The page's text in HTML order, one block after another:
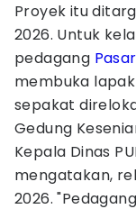
Proyek itu
2026. Untuk
pedagang Pasar
membuka
sepakat
Gedung
Kepala Dinas
mengatakan,
2026.